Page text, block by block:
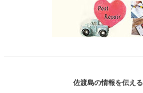
佐渡島の情報を伝える